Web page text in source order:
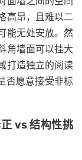
高昂，且难以二
能无处安放。然
角墙面可以挂大
打造独立的阅读
否愿意接受非标
vs 结构性挑